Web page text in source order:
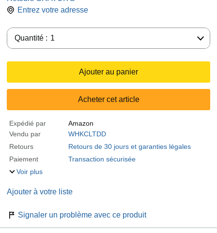
Entrez votre adresse
Quantité : 1
Ajouter au panier
Acheter cet article
Expédié par
Amazon
Vendu par
WHKCLTDD
Retours
Retours de 30 jours et garanties légales
Paiement
Transaction sécurisée
Voir plus
Ajouter à votre liste
Signaler un problème avec ce produit